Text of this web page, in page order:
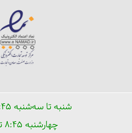
شنبه تا سه‌شنبه ۸:۴۵ تا ۱۶:۴۵
چهارشنبه ۸:۴۵ تا ۱۹:۰۰